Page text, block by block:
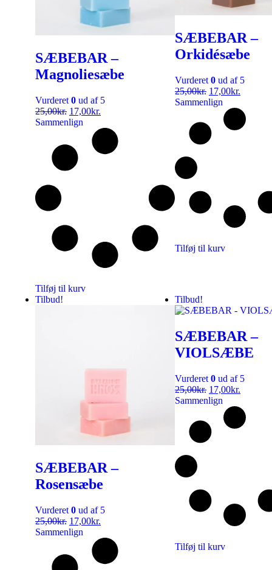
SÆBEBAR –
Magnoliesæbe
Vurderet 0 ud af 5
25,00kr. 17,00kr.
Sammenlign
Tilføj til kurv
SÆBEBAR –
Orkidésæbe
Vurderet 0 ud af 5
25,00kr. 17,00kr.
Sammenlign
Tilføj til kurv
Tilbud!
SÆBEBAR –
Rosensæbe
Vurderet 0 ud af 5
25,00kr. 17,00kr.
Sammenlign
Tilbud!
SÆBEBAR –
VIOLSÆBE
Vurderet 0 ud af 5
25,00kr. 17,00kr.
Sammenlign
Tilføj til kurv